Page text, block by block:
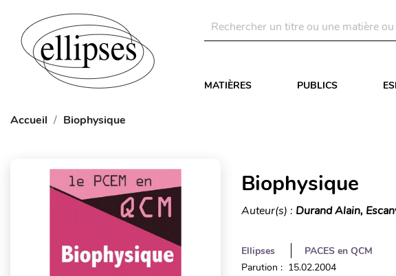
MATIÈRES PUBLICS
Accueil Biophysique
Biophysique
Auteur(s) : Durand Alain,
Ellipses
PACES en QCM
Parution : 15.02.2004